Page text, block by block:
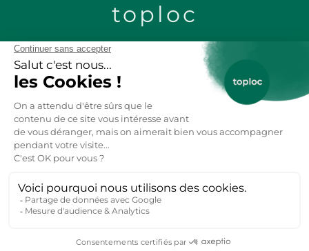
toploc
CONTACTEZ-NOUS
LOCATION CHALETS EN BOIS
LOCATION GITES DE GROUPE
LOCATION MOBIL-HOME
LOCATION VACANCES AU SKI
LOCATION APPARTEMENT VACANCES
ANNECY
LOCATIONS VACANCES FRANCE
Toploc, référence des hébergements et locations de vacances
nature partout dans le monde. Explorez nos
d'hôtes, chalets. A la mer, montagne, campagne, dans +60